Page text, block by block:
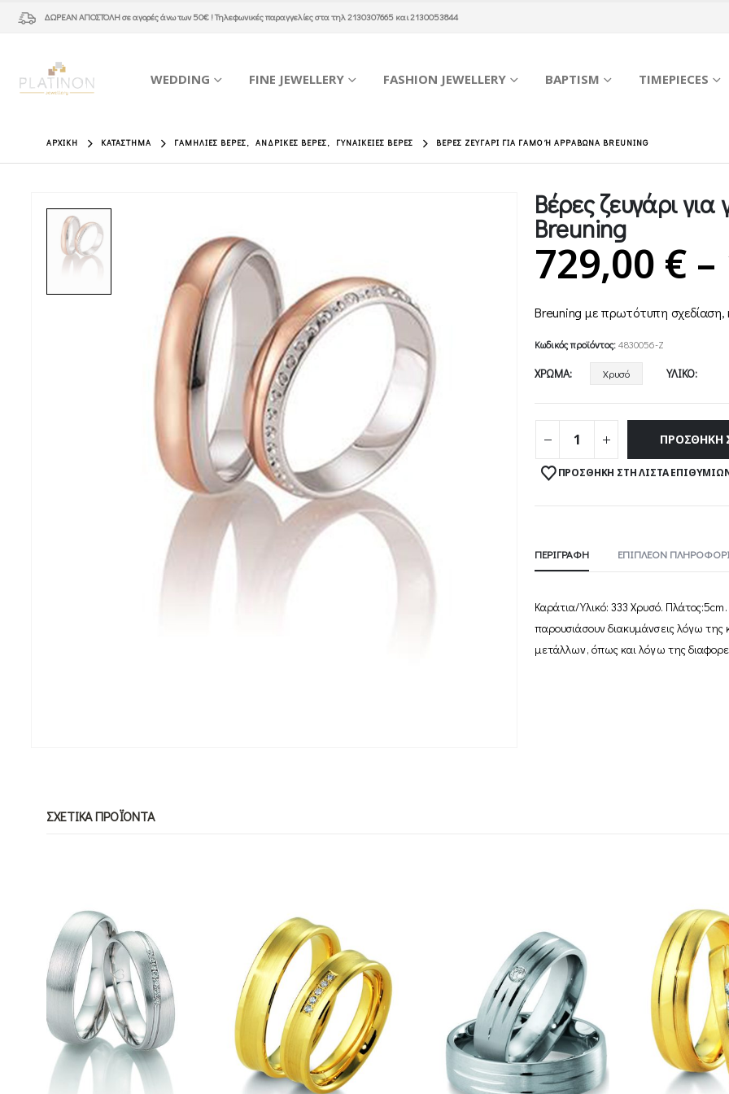
ΔΩΡΕΑΝ ΑΠΟΣΤΟΛΗσε αγορές άνω των 50€ ! Τηλεφωνικές παραγγελίες στα τηλ2130307665 και2130053844
WEDDING FINE JEWELLERY FASHION JEWELLERY BAPTISM TIMEPIECES
ΑΡΧΙΚΉ ΚΑΤΆΣΤΗΜΑ ΓΑΜΉΛΙΕΣ ΒΈΡΕΣ, ΑΝΔΡΙΚΈΣ ΒΈΡΕΣ, ΓΥΝΑΙΚΕΊΕΣ ΒΈΡΕΣ ΒΈΡΕΣ ΖΕΥΓΆΡΙ ΓΙΑ ΓΆΜΟ Ή ΑΡΡΑΒΏΝΑ BREUNING
Βέρες ζευγάρι
Breuning
729,00 € –
Breuning με πρωτότυπη
Κωδικός προϊόντος:4830056-Z
ΧΡΏΜΑ Χρυσό ΥΛΙΚΌ
ΠΡΟΣΘΉΚΗ
ΠΡΟΣΘΉΚΗ ΣΤΗ ΛΊΣΤΑ
ΠΕΡΙΓΡΑΦΉ ΕΠΙΠΛΈΟΝ
Καράτια/Υλικό: 333 Χρυσό.
παρουσιάσουν διακυµάνσεις λόγω
µετάλλων, όπως και λόγω της
ΣΧΕΤΙΚΆ ΠΡΟΪΌΝΤΑ